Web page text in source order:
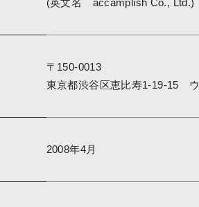
〒150-0013
東京都渋谷区恵比寿1-19-15
2008年4月